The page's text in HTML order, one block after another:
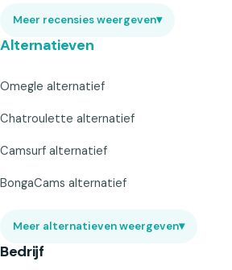
Meer recensies weergeven▾
Alternatieven
Omegle alternatief
Chatroulette alternatief
Camsurf alternatief
BongaCams alternatief
Meer alternatieven weergeven▾
Bedrijf